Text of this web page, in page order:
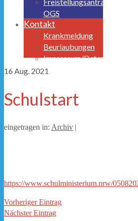
OGS
Kontakt
Krankmeldung
Beurlaubungen
Impressum/Datenschutz
16 Aug. 2021
Schulstart
eingetragen in: Archiv |
https://www.schulministerium.nrw/
Vorheriger Eintrag
Nächster Eintrag